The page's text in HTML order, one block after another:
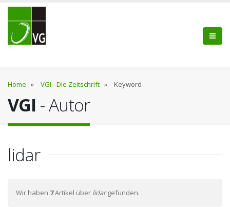
Home » VGI - Die Zeitschrift » Keyword
VGI - Autor
lidar
Wir haben 7Artikel über lidargefunden.